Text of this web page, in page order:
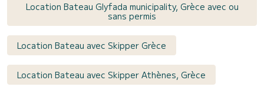
Location Bateau Glyfada municipality, Grèce avec ou
sans permis
Location Bateau avec Skipper Grèce
Location Bateau avec Skipper Athènes, Grèce